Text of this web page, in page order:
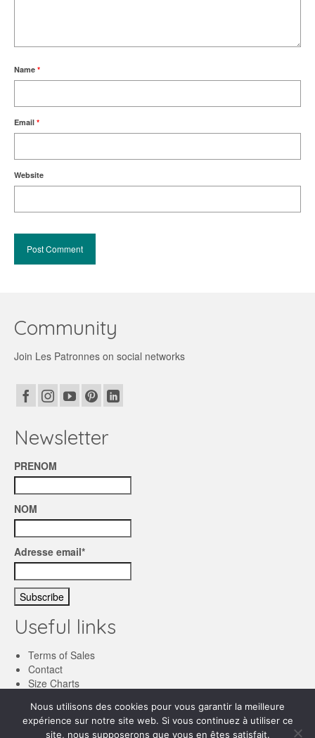
Name *
Email *
Website
Community
Join Les Patronnes on social networks
Newsletter
PRENOM
NOM
Adresse email*
Useful links
Terms of Sales
Contact
Size Charts
Français
Nous utilisons des cookies pour vous garantir la meilleure
expérience sur notre site web. Si vous continuez à utiliser ce
site, nous supposerons que vous en êtes satisfait.